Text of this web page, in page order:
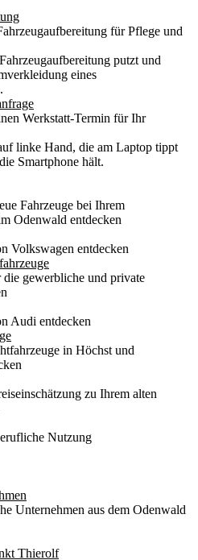
für Pflege und
Werkstatt-Termin für Ihr
Fahrzeuge bei Ihrem
Odenwald entdecken
Volkswagen entdecken
gewerbliche und private
Audi entdecken
in Höchst und
zu Ihrem alten
Nutzung
Unternehmen aus dem Odenwald
Thierolf